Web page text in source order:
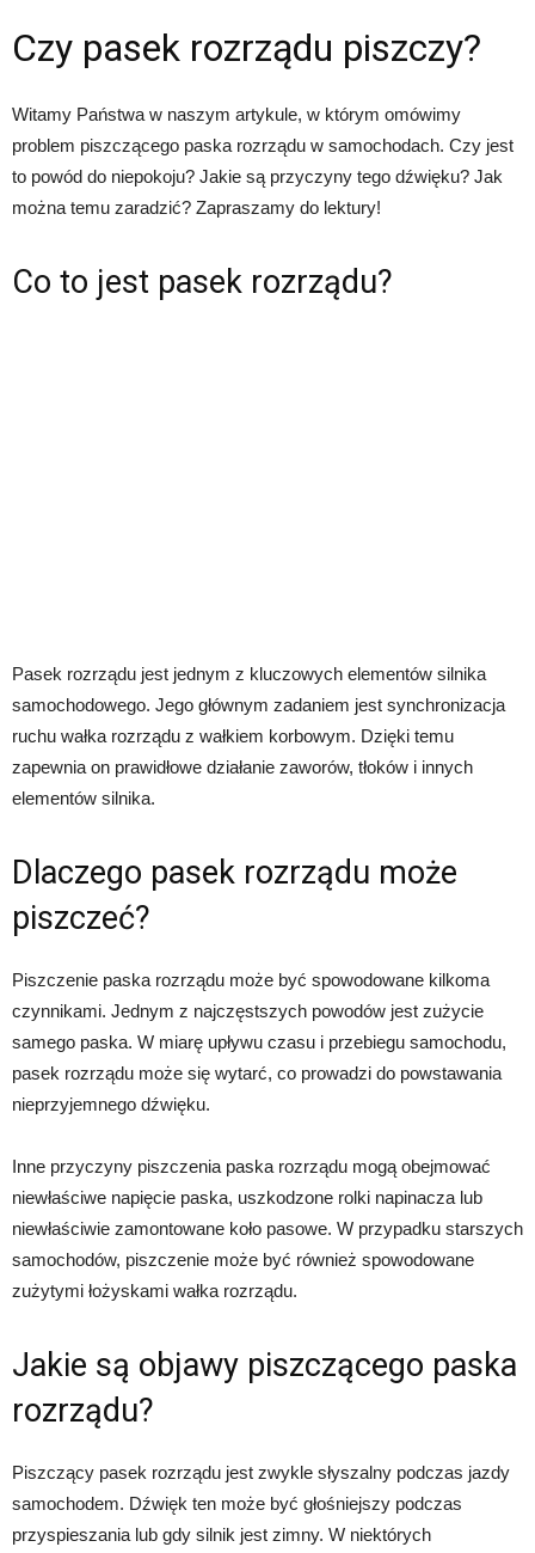
Czy pasek rozrządu piszczy?
Witamy Państwa w naszym artykule, w którym omówimy
problem piszczącego paska rozrządu w samochodach. Czy jest
to powód do niepokoju? Jakie są przyczyny tego dźwięku? Jak
można temu zaradzić? Zapraszamy do lektury!
Co to jest pasek rozrządu?
Pasek rozrządu jest jednym z kluczowych elementów silnika
samochodowego. Jego głównym zadaniem jest synchronizacja
ruchu wałka rozrządu z wałkiem korbowym. Dzięki temu
zapewnia on prawidłowe działanie zaworów, tłoków i innych
elementów silnika.
Dlaczego pasek rozrządu może
piszczeć?
Piszczenie paska rozrządu może być spowodowane kilkoma
czynnikami. Jednym z najczęstszych powodów jest zużycie
samego paska. W miarę upływu czasu i przebiegu samochodu,
pasek rozrządu może się wytarć, co prowadzi do powstawania
nieprzyjemnego dźwięku.
Inne przyczyny piszczenia paska rozrządu mogą obejmować
niewłaściwe napięcie paska, uszkodzone rolki napinacza lub
niewłaściwie zamontowane koło pasowe. W przypadku starszych
samochodów, piszczenie może być również spowodowane
zużytymi łożyskami wałka rozrządu.
Jakie są objawy piszczącego paska
rozrządu?
Piszczący pasek rozrządu jest zwykle słyszalny podczas jazdy
samochodem. Dźwięk ten może być głośniejszy podczas
przyspieszania lub gdy silnik jest zimny. W niektórych